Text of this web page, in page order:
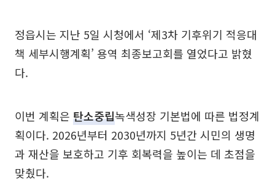
정읍시는 지난 5일 시청에서 ‘제3차 기후위기 적응대
책 세부시행계획’ 용역 최종보고회를 열었다고 밝혔
다.
이번 계획은 탄소중립녹색성장 기본법에 따른 법정계
획이다. 2026년부터 2030년까지 5년간 시민의 생명
과 재산을 보호하고 기후 회복력을 높이는 데 초점을
맞췄다.